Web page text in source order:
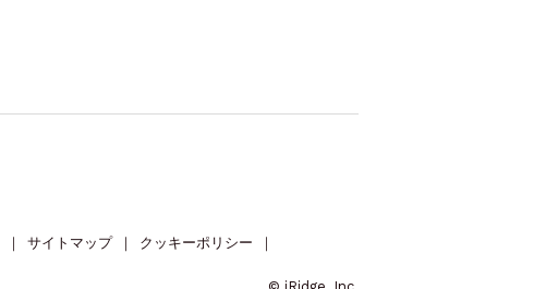
｜ サイトマップ ｜ クッキーポリシー
｜